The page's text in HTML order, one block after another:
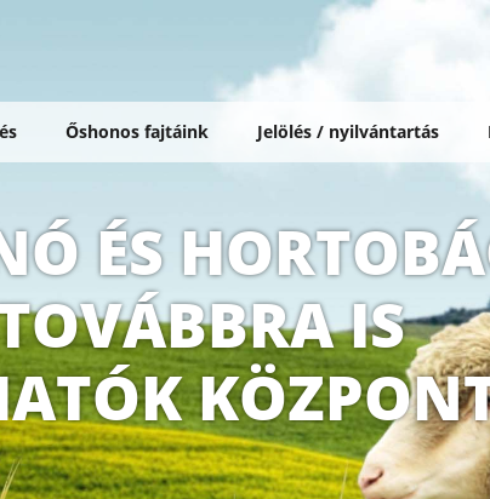
Őshonos fajtáink Jelölés / nyilvántartás
ÉS
IS